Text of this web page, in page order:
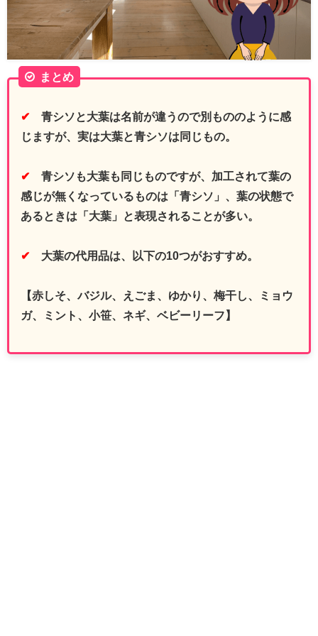
まとめ
✔ 青シソと大葉は名前が違うので別もののように感
じますが、実は大葉と青シソは同じもの。
✔ 青シソも大葉も同じものですが、加工されて葉の
感じが無くなっているものは「青シソ」、葉の状態で
あるときは「大葉」と表現されることが多い。
✔ 大葉の代用品は、以下の10つがおすすめ。
【赤しそ、バジル、えごま、ゆかり、梅干し、ミョウ
ガ、ミント、小笹、ネギ、ベビーリーフ】